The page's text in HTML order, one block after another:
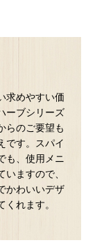
求めやすい価
ーブシリーズ
らのご要望も
です。スパイ
も、使用メニ
ますので、
かわいいデザ
れます。